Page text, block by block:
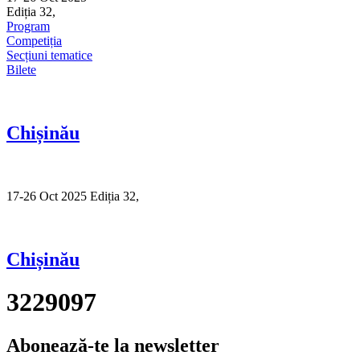
Ediția 32,
Program
Competiția
Secțiuni tematice
Bilete
Chișinău
17-26 Oct 2025 Ediția 32,
Chișinău
3229097
Abonează-te la newsletter